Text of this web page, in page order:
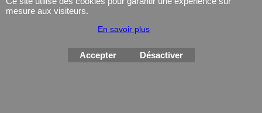
Telephone
mesure aux visiteurs.
En savoir plus
Accepter Désactiver